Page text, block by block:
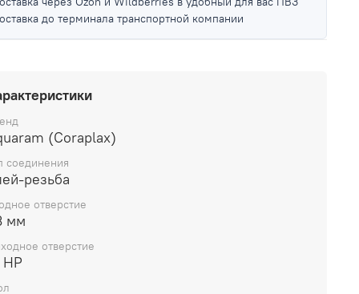
до терминала транспортной компании
(Coraplax)
соединения
резьба
отверстие
мм
отверстие
НР